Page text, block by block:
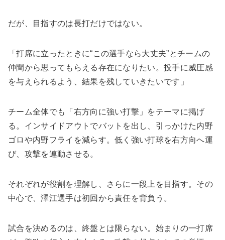
だが、目指すのは長打だけではない。
「打席に立ったときに“この選手なら大丈夫”とチームの
仲間から思ってもらえる存在になりたい。投手に威圧感
を与えられるよう、結果を残していきたいです」
チーム全体でも「右方向に強い打撃」をテーマに掲げ
る。インサイドアウトでバットを出し、引っかけた内野
ゴロや内野フライを減らす。低く強い打球を右方向へ運
び、攻撃を連動させる。
それぞれが役割を理解し、さらに一段上を目指す。その
中心で、澤江選手は初回から責任を背負う。
試合を決めるのは、終盤とは限らない。始まりの一打席